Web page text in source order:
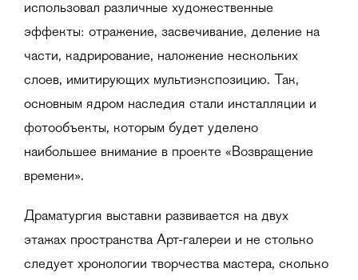
использовал различные художественные
эффекты: отражение, засвечивание, деление на
части, кадрирование, наложение нескольких
слоев, имитирующих мультиэкспозицию. Так,
основным ядром наследия стали инсталляции и
фотообъекты, которым будет уделено
наибольшее внимание в проекте «Возвращение
времени».
Драматургия выставки развивается на двух
этажах пространства Арт-галереи и не столько
следует хронологии творчества мастера, сколько